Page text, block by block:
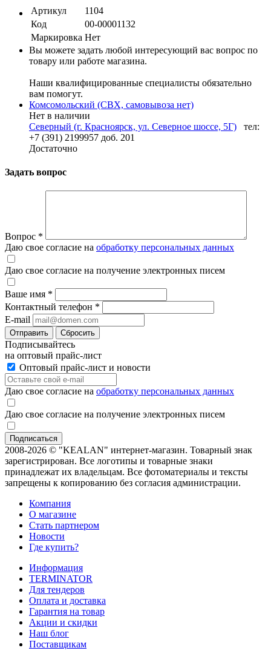
Артикул
1104
Код
00-00001132
Маркировка Нет
Вы можете задать любой интересующий вас вопрос по
товару или работе магазина.
Наши квалифицированные специалисты обязательно
вам помогут.
Комсомольский (СВХ, самовывоза нет)
Нет в наличии
Северный (г. Красноярск, ул. Северное шоссе, 5Г)
тел:
+7 (391) 2199957 доб. 201
Достаточно
Задать вопрос
Вопрос *
Даю свое согласие на обработку персональных данных
Даю свое согласие на получение электронных писем
Ваше имя *
Контактный телефон *
E-mail
Отправить Сбросить
Подписывайтесь
на оптовый прайс-лист
Оптовый прайс-лист и новости
Даю свое согласие на обработку персональных данных
Даю свое согласие на получение электронных писем
2008-2026 © "KEALAN" интернет-магазин. Товарный знак
зарегистрирован. Все логотипы и товарные знаки
принадлежат их владельцам. Все фотоматериалы и тексты
запрещены к копированию без согласия администрации.
Компания
О магазине
Стать партнером
Новости
Где купить?
Информация
TERMINATOR
Для тендеров
Оплата и доставка
Гарантия на товар
Акции и скидки
Наш блог
Поставщикам